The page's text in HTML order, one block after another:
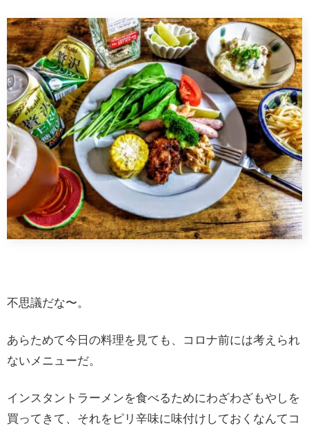
不思議だな〜。
あらためて今日の料理を見ても、コロナ前には考えられ
ないメニューだ。
インスタントラーメンを食べるためにわざわざもやしを
買ってきて、それをピリ辛味に味付けしておくなんてコ